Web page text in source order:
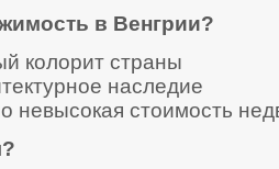
в Венгрии?
колорит страны
наследие
невысокая стоимость